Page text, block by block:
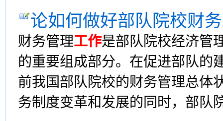
论如何做好部队院校财务
财务管理工作是部队院校经济管
的重要组成部分。在促进部队的
前我国部队院校的财务管理总体
务制度变革和发展的同时，部队